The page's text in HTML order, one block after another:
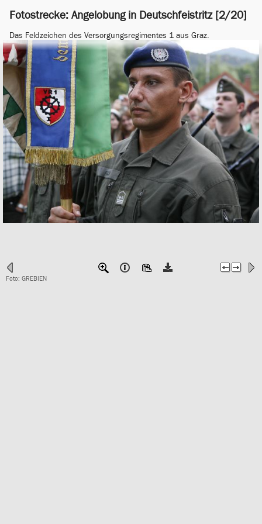
Fotostrecke: Angelobung in Deutschfeistritz [2/20]
Das Feldzeichen des Versorgungsregimentes 1 aus Graz.
Foto: GREBIEN